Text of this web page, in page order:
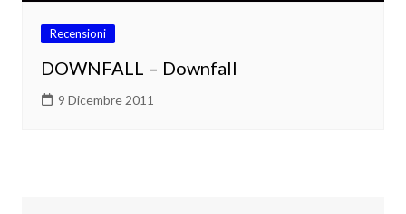
Recensioni
DOWNFALL – Downfall
9 Dicembre 2011